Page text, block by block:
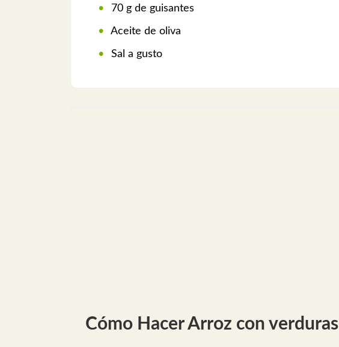
70 g de guisantes
Aceite de oliva
Sal a gusto
Cómo Hacer Arroz con verduras